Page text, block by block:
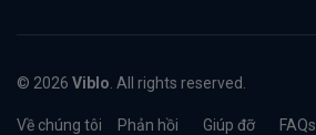
© 2026 Viblo . All rights reserved.
Về chúng tôi Phản hồi Giúp đỡ FAQs